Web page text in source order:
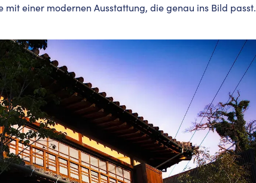
mit einer modernen Ausstattung, die genau ins Bild passt.